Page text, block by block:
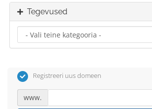
Tegevused
Registreeri uus domeen
www.